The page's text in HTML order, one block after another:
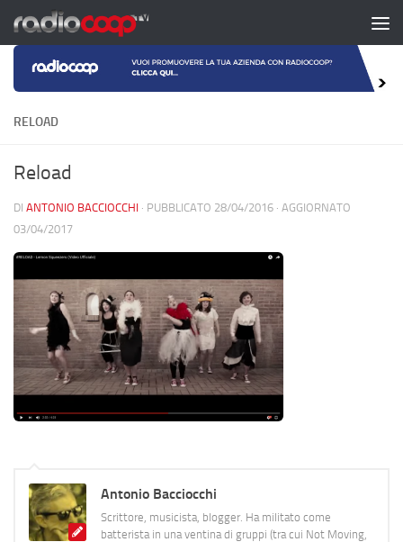
Salta al contenuto
RELOAD
Reload
DI ANTONIO BACCIOCCHI · PUBBLICATO 28/04/2016 · AGGIORNATO
03/04/2017
Antonio Bacciocchi
Scrittore, musicista, blogger. Ha militato come
batterista in una ventina di gruppi (tra cui Not Moving,